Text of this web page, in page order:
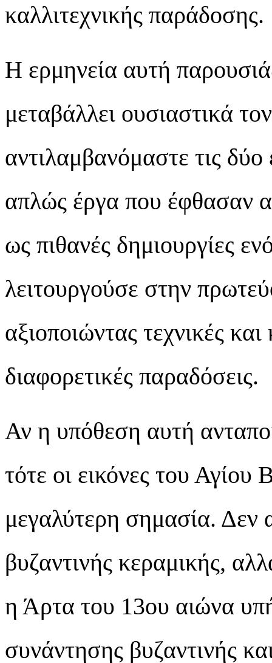
καλλιτεχνικής παράδοσης.
Η ερμηνεία αυτή
μεταβάλλει ουσιαστικά
αντιλαμβανόμαστε τις
απλώς έργα που έφθασαν
ως πιθανές δημιουργίες
λειτουργούσε στην
αξιοποιώντας τεχνικές
διαφορετικές παραδόσεις.
Αν η υπόθεση αυτή
τότε οι εικόνες του
μεγαλύτερη σημασία. Δεν
βυζαντινής κεραμικής,
η Άρτα του 13ου αιώνα
συνάντησης βυζαντινής